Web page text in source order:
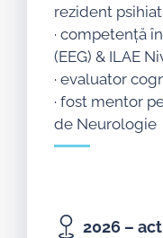
rezident
· competență
(EEG) & ILAE
· evaluator
· fost mentor
de Neurologie
2026 –